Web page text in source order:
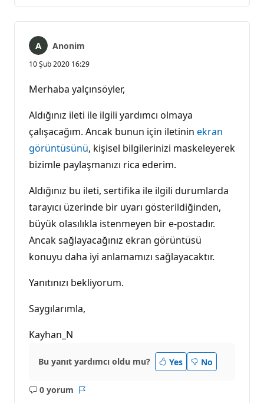
Anonim
10 Şub 2020 16:29
Merhaba yalçınsöyler,
Aldığınız ileti ile ilgili yardımcı olmaya
çalışacağım. Ancak bunun için iletinin ekran
görüntüsünü, kişisel bilgilerinizi maskeleyerek
bizimle paylaşmanızı rica ederim.
Aldığınız bu ileti, sertifika ile ilgili durumlarda
tarayıcı üzerinde bir uyarı gösterildiğinden,
büyük olasılıkla istenmeyen bir e-postadır.
Ancak sağlayacağınız ekran görüntüsü
konuyu daha iyi anlamamızı sağlayacaktır.
Yanıtınızı bekliyorum.
Saygılarımla,
Kayhan_N
Bu yanıt yardımcı oldu mu? Yes No
0 yorum
Açıklama